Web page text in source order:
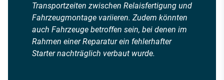
Transportzeiten zwischen Relaisfertigung und
Fahrzeugmontage variieren. Zudem könnten
auch Fahrzeuge betroffen sein, bei denen im
Rahmen einer Reparatur ein fehlerhafter
Starter nachträglich verbaut wurde.